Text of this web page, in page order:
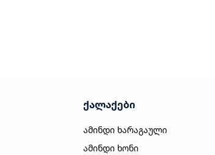
ქალაქები
ამინდი ხარაგაული
ამინდი ხონი